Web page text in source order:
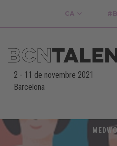
CA
2 - 11 de novembre 2021
Barcelona